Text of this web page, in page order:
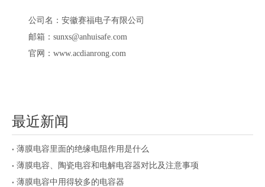
公司名：安徽赛福电子有限公司
邮箱：sunxs@anhuisafe.com
官网：www.acdianrong.com
最近新闻
薄膜电容里面的绝缘电阻作用是什么
薄膜电容、陶瓷电容和电解电容器对比及注意事项
薄膜电容中用得较多的电容器